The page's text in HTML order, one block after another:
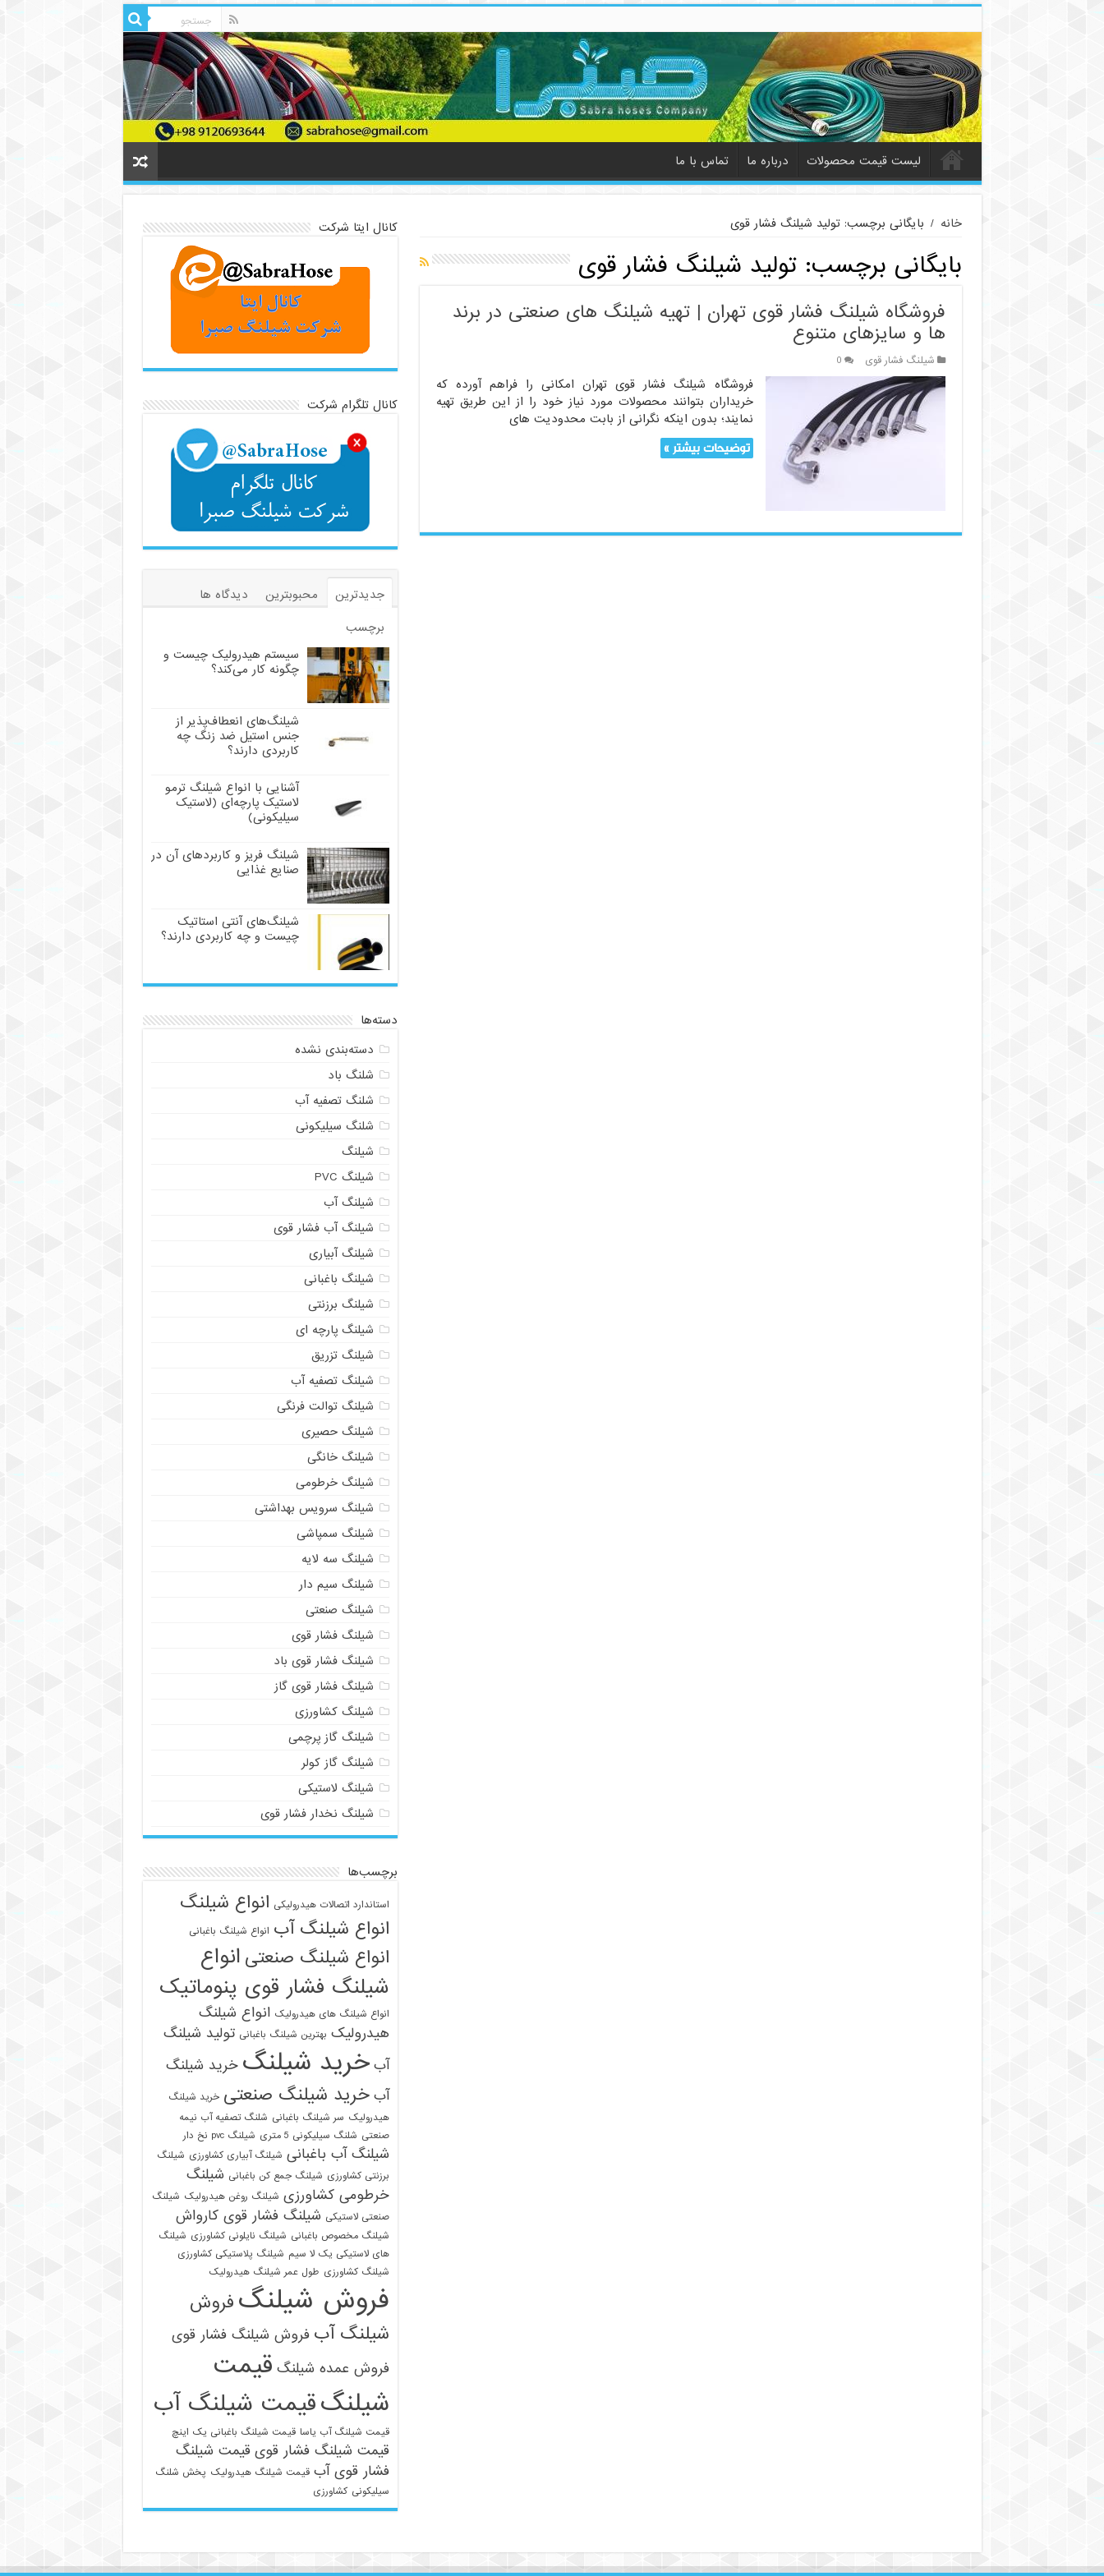
لیست قیمت محصولات درباره ما تماس با ما
خانه / بایگانی برچسب: تولید شیلنگ فشار قوی
بایگانی برچسب:تولید شیلنگ فشار قوی
فروشگاه شیلنگ فشار قوی تهران | تهیه شیلنگ های صنعتی در برند
ها و سایزهای متنوع
شیلنگ فشار قوی 0
فروشگاه شیلنگ فشار قوی تهران امکانی را فراهم آورده که
خریداران بتوانند محصولات‌ مورد نیاز خود را از این طریق تهیه
نمایند؛ بدون اینکه نگرانی از بابت محدودیت های
توضیحات بیشتر »
کانال ایتا شرکت
کانال تلگرام شرکت
جدیدترین محبوبترین
دیدگاه ها
برچسب
سیستم هیدرولیک چیست و
چگونه کار می‌کند؟
شیلنگ‌های انعطاف‌پذیر از
جنس استیل ضد زنگ چه
کاربردی دارند؟
آشنایی با انواع شیلنگ ترمو
لاستیک پارچه‌ای (لاستیک
سیلیکونی)
شیلنگ فریز و کاربردهای آن در
صنایع غذایی
شیلنگ‌های آنتی استاتیک
چیست و چه کاربردی دارند؟
دسته‌ها
دسته‌بندی نشده
شلنگ باد
شلنگ تصفیه آب
شلنگ سیلیکونی
شیلنگ
شیلنگ PVC
شیلنگ آب
شیلنگ آب فشار قوی
شیلنگ آبیاری
شیلنگ باغبانی
شیلنگ برزنتی
شیلنگ پارچه ای
شیلنگ تزریق
شیلنگ تصفیه آب
شیلنگ توالت فرنگی
شیلنگ حصیری
شیلنگ خانگی
شیلنگ خرطومی
شیلنگ سرویس بهداشتی
شیلنگ سمپاشی
شیلنگ سه لایه
شیلنگ سیم دار
شیلنگ صنعتی
شیلنگ فشار قوی
شیلنگ فشار قوی باد
شیلنگ فشار قوی گاز
شیلنگ کشاورزی
شیلنگ گاز پرچمی
شیلنگ گاز کولر
شیلنگ لاستیکی
شیلنگ نخدار فشار قوی
برچسب‌ها
استاندارد اتصالات هیدرولیکی انواع شیلنگ
انواع شیلنگ آب انواع شیلنگ باغبانی
انواع شیلنگ صنعتی انواع
شیلنگ فشار قوی پنوماتیک
انواع شیلنگ های هیدرولیک انواع شیلنگ
هیدرولیک بهترین شیلنگ باغبانی تولید شیلنگ
آب خرید شیلنگ خرید شیلنگ
آب خرید شیلنگ صنعتی خرید شیلنگ
هیدرولیک سر شیلنگ باغبانی شلنگ تصفیه آب نیمه
صنعتی شلنگ سیلیکونی 5 متری شیلنگ pvc نخ دار
شیلنگ آب باغبانی شیلنگ آبیاری کشاورزی شیلنگ
برزنتی کشاورزی شیلنگ جمع کن باغبانی شیلنگ
خرطومی کشاورزی شیلنگ روغن هیدرولیک شیلنگ
صنعتی لاستیکی شیلنگ فشار قوی کارواش
شیلنگ مخصوص باغبانی شیلنگ نایلونی کشاورزی شیلنگ
های لاستیکی یک لا سیم شیلنگ پلاستیکی کشاورزی
شیلنگ کشاورزی طول عمر شیلنگ هیدرولیک
فروش شیلنگ فروش
شیلنگ آب فروش شیلنگ فشار قوی
فروش عمده شیلنگ قیمت
شیلنگقیمت شیلنگ آب
قیمت شیلنگ آب یاسا قیمت شیلنگ باغبانی یک اینچ
قیمت شیلنگ فشار قوی قیمت شیلنگ
فشار قوی آب قیمت شیلنگ هیدرولیک پخش شلنگ
سیلیکونی کشاورزی